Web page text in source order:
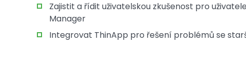
Zajistit a řídit uživatelskou zkušenost pro
Manager
Integrovat ThinApp pro řešení problémů se